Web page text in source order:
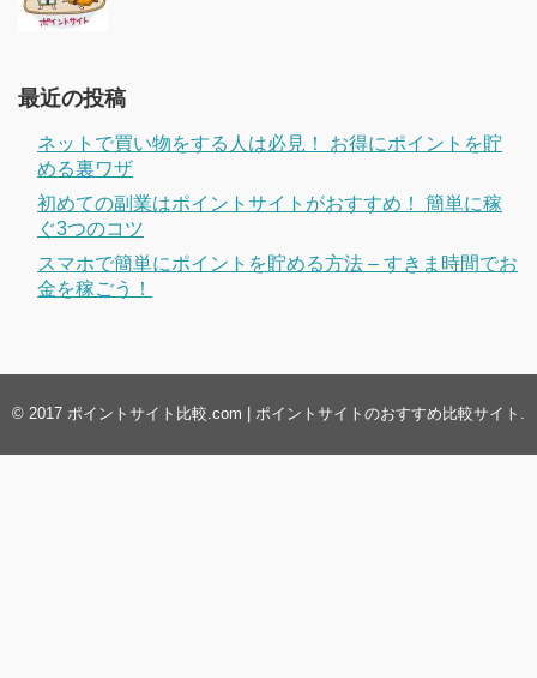
最近の投稿
ネットで買い物をする人は必見！ お得にポイントを貯
める裏ワザ
初めての副業はポイントサイトがおすすめ！ 簡単に稼
ぐ3つのコツ
スマホで簡単にポイントを貯める方法 – すきま時間でお
金を稼ごう！
© 2017 ポイントサイト比較.com | ポイントサイトのおすすめ比較サイト